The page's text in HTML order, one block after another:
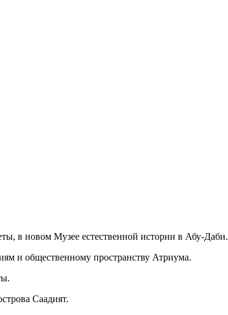
в новом Музее естественной истории в Абу-Даби.
и общественному пространству Атриума.
Саадият.